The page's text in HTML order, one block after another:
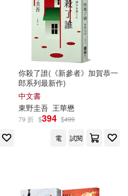
你殺了誰(《新參者》加賀恭一
郎系列最新作)
中文書
東野圭吾 王華懋
79 折 $394 $499
電
試閱